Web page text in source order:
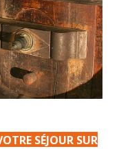
SÉJOUR SUR